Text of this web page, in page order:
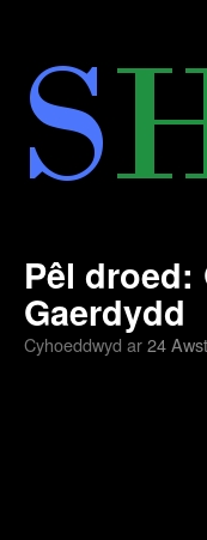
Neidio
i'r
Pêl
Gaerdydd
Cyhoeddwyd ar24